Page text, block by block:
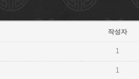
작성자
1
1